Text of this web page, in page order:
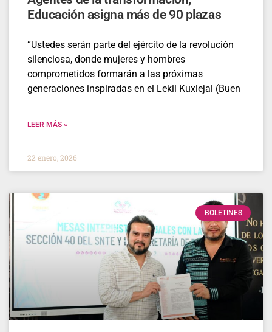
Educación asigna más de 90 plazas
“Ustedes serán parte del ejército de la revolución
silenciosa, donde mujeres y hombres
comprometidos formarán a las próximas
generaciones inspiradas en el Lekil Kuxlejal (Buen
LEER MÁS »
22 enero, 2026
BOLETINES